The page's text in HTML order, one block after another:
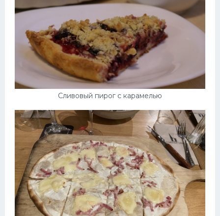
Сливовый пирог с карамелью